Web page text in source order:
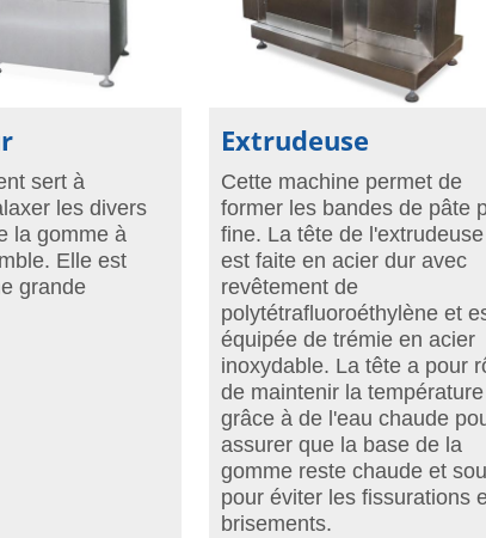
sert à
les divers
la gomme à
Elle est
grande
Extrudeuse
Cette machine permet de
former les bandes de pâte
fine. La tête de l'extrudeuse
est faite en acier dur avec
revêtement de
polytétrafluoroéthylène et
équipée de trémie en acier
inoxydable. La tête a pour
de maintenir la température
grâce à de l'eau chaude
assurer que la base de la
gomme reste chaude et
pour éviter les fissurations
brisements.